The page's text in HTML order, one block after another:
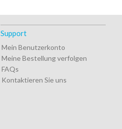
Support
Mein Benutzerkonto
Meine Bestellung verfolgen
FAQs
Kontaktieren Sie uns